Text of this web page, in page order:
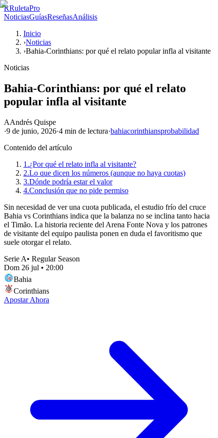
RRuletaPro
NoticiasGuíasReseñasAnálisis
Inicio
›Noticias
›Bahia-Corinthians: por qué el relato popular infla al visitante
Noticias
Bahia-Corinthians: por qué el relato
popular infla al visitante
AAndrés Quispe
·9 de junio, 2026·4 min de lectura·bahiacorinthiansprobabilidad
Contenido del artículo
1.¿Por qué el relato infla al visitante?
2.Lo que dicen los números (aunque no haya cuotas)
3.Dónde podría estar el valor
4.Conclusión que no pide permiso
Sin necesidad de ver una cuota publicada, el estudio frío del cruce
Bahia vs Corinthians indica que la balanza no se inclina tanto hacia
el Timão. La historia reciente del Arena Fonte Nova y los patrones
de visitante del equipo paulista ponen en duda el favoritismo que
suele otorgar el relato.
Serie A• Regular Season
Dom 26 jul • 20:00
Bahia
Corinthians
Apostar Ahora